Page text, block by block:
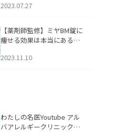
2023.07.27
【薬剤師監修】ミヤBM錠に
痩せる効果は本当にある
2023.11.10
わたしの名医Youtube アル
バアレルギークリニック札